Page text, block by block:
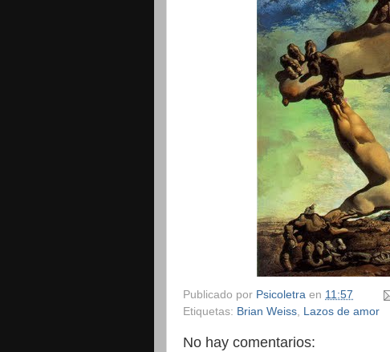
Publicado por Psicoletra en 11:57
Etiquetas: Brian Weiss, Lazos de amor
No hay comentarios: